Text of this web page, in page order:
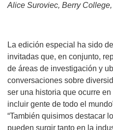
Alice Suroviec, Berry
La edición especial ha sido
invitadas que, en conjunto,
de áreas de investigación y
conversaciones sobre
ser una historia que ocurre
incluir gente de todo el
“También quisimos destacar
pueden surgir tanto en la